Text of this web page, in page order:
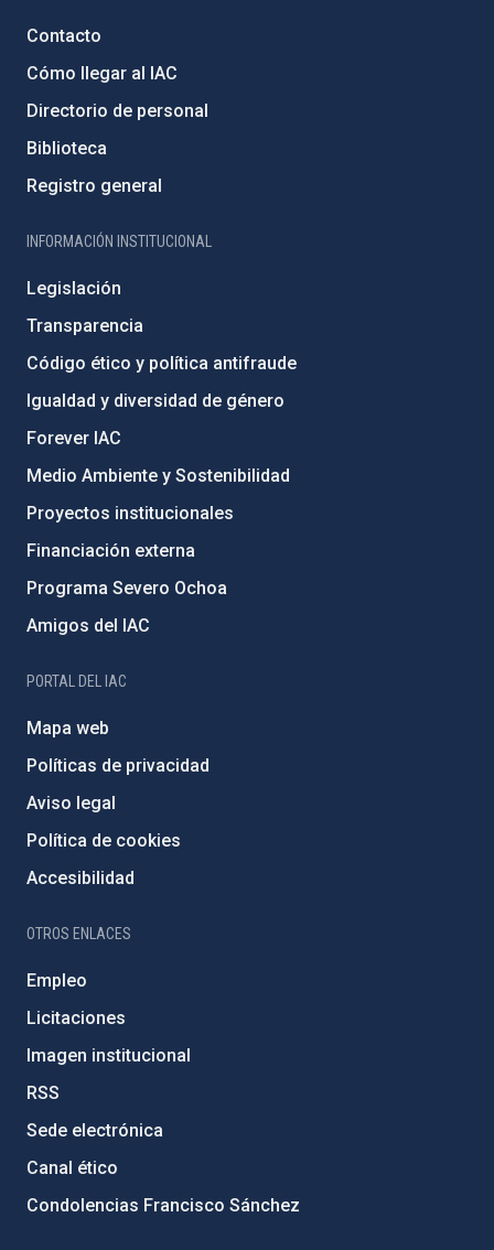
Contacto
Cómo llegar al IAC
Directorio de personal
Biblioteca
Registro general
INFORMACIÓN INSTITUCIONAL
Legislación
Transparencia
Código ético y política antifraude
Igualdad y diversidad de género
Forever IAC
Medio Ambiente y Sostenibilidad
Proyectos institucionales
Financiación externa
Programa Severo Ochoa
Amigos del IAC
PORTAL DEL IAC
Mapa web
Políticas de privacidad
Aviso legal
Política de cookies
Accesibilidad
OTROS ENLACES
Empleo
Licitaciones
Imagen institucional
RSS
Sede electrónica
Canal ético
Condolencias Francisco Sánchez